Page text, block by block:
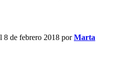
8 de febrero 2018 porMarta